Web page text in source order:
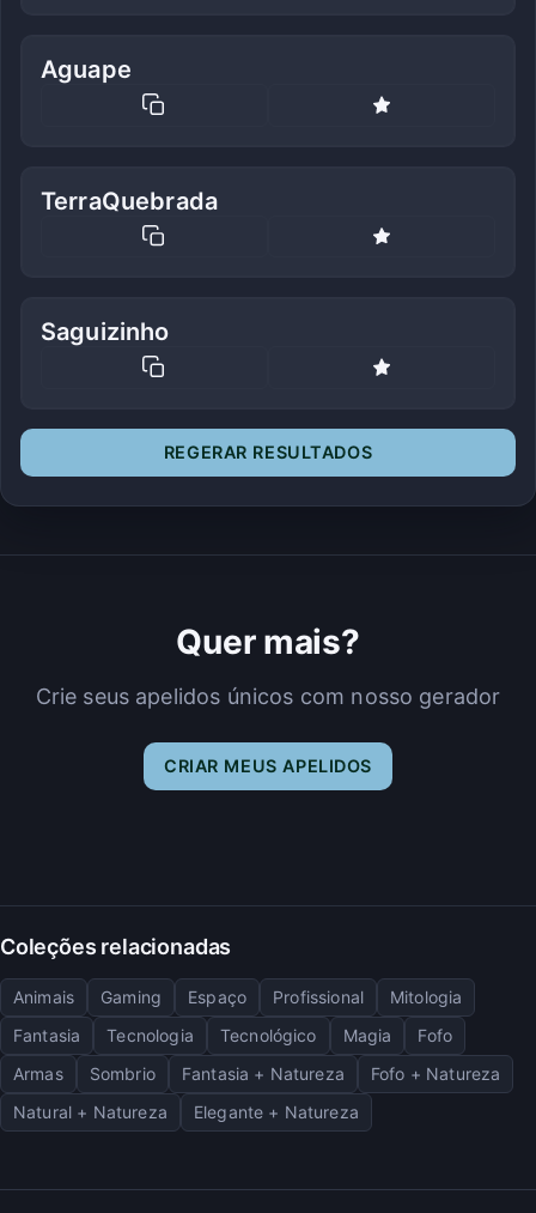
Aguape
TerraQuebrada
Saguizinho
REGERAR RESULTADOS
Quer mais?
Crie seus apelidos únicos com nosso gerador
CRIAR MEUS APELIDOS
Coleções relacionadas
Animais Gaming Espaço Profissional
Mitologia
Fantasia
Tecnologia Tecnológico Magia
Fofo
Armas
Sombrio Fantasia + Natureza
Fofo + Natureza
Natural + Natureza
Elegante + Natureza